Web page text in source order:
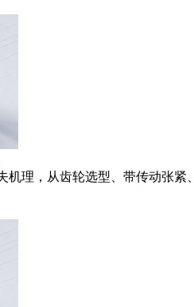
机理，从齿轮选型、带传动张